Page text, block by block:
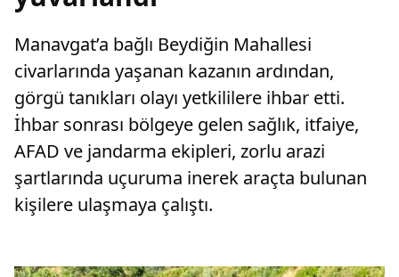
Manavgat’a bağlı Beydiğin Mahallesi
civarlarında yaşanan kazanın ardından,
görgü tanıkları olayı yetkililere ihbar etti.
İhbar sonrası bölgeye gelen sağlık, itfaiye,
AFAD ve jandarma ekipleri, zorlu arazi
şartlarında uçuruma inerek araçta bulunan
kişilere ulaşmaya çalıştı.